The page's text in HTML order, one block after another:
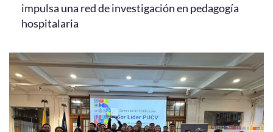
impulsa una red de investigación en pedagogía
hospitalaria